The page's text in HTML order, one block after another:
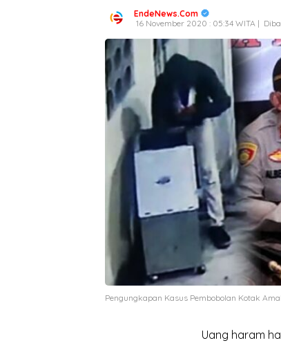
EndeNews.Com
16 November 2020 : 05:34 WITA |
Pengungkapan Kasus Pembobolan Kotak
Uang haram